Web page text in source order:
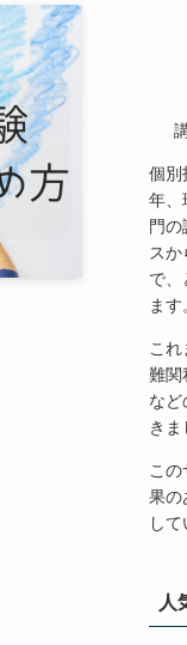
個別
年、
門
ス
で、
ます
こ
難関
など
きま
こ
果の
して
人